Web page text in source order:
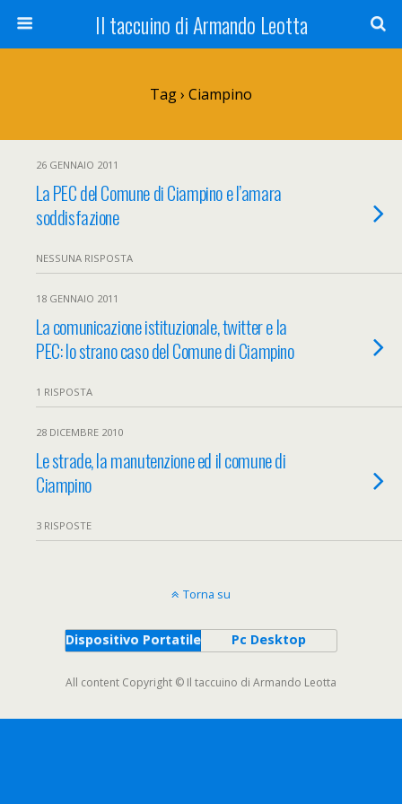
Il taccuino di Armando Leotta
Tag › Ciampino
26 GENNAIO 2011
La PEC del Comune di Ciampino e l’amara
soddisfazione
NESSUNA RISPOSTA
18 GENNAIO 2011
La comunicazione istituzionale, twitter e la
PEC: lo strano caso del Comune di Ciampino
1 RISPOSTA
28 DICEMBRE 2010
Le strade, la manutenzione ed il comune di
Ciampino
3 RISPOSTE
Torna su
Dispositivo Portatile Pc Desktop
All content Copyright © Il taccuino di Armando Leotta